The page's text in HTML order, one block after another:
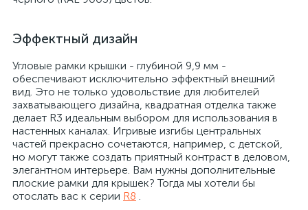
Эффектный дизайн
Угловые рамки крышки - глубиной 9,9 мм -
обеспечивают исключительно эффектный внешний
вид. Это не только удовольствие для любителей
захватывающего дизайна, квадратная отделка также
делает R3 идеальным выбором для использования в
настенных каналах. Игривые изгибы центральных
частей прекрасно сочетаются, например, с детской,
но могут также создать приятный контраст в деловом,
элегантном интерьере. Вам нужны дополнительные
плоские рамки для крышек? Тогда мы хотели бы
отослать вас к серии R8